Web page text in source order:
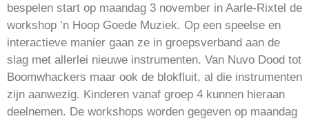
bespelen start op maandag 3 november in Aarle-Rixtel de
workshop ’n Hoop Goede Muziek. Op een speelse en
interactieve manier gaan ze in groepsverband aan de
slag met allerlei nieuwe instrumenten. Van Nuvo Dood tot
Boomwhackers maar ook de blokfluit, al die instrumenten
zijn aanwezig. Kinderen vanaf groep 4 kunnen hieraan
deelnemen. De workshops worden gegeven op maandag